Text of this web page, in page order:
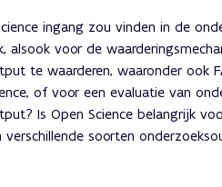
ingang zou vinden in de
alsook voor de
te waarderen, waaronder ook
of voor een evaluatie van
Is Open Science belangrijk
verschillende soorten